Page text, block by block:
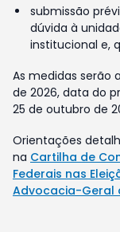
submissão
dúvida à
institucional e,
As medidas serão
de 2026, data do
25 de outubro de
Orientações
na Cartilha de
Federais nas
Advocacia-Geral